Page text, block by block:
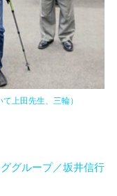
上田先生、三輪）
グループ／坂井信行